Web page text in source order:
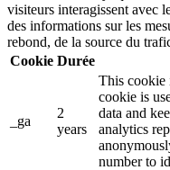
visiteurs interagissent avec
des informations sur les
rebond, de la source du
Cookie Durée
_ga
2
years
This cookie
cookie is
data and
analytics
number to